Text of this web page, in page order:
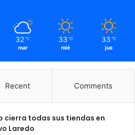
32 ℃
mar
33 ℃
mié
33 ℃
jue
Recent Comments
cierra todas sus tiendas en
Laredo